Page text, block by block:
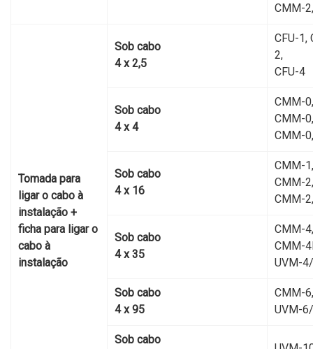
CMM-
Tomada para
ligar o cabo à
instalação +
ficha para ligar o
cabo à
instalação
Sob cabo
4 х 2,5
CFU-1,
2,
CFU-4
Sob cabo
4 х 4
CMM-
CMM-
CMM-
Sob cabo
4 х 16
CMM-1,
CMM-
CMM-
Sob cabo
4 х 35
CMM-4,
CMM-
UVM-
Sob cabo
4 х 95
CMM-6,
UVM-
Sob cabo